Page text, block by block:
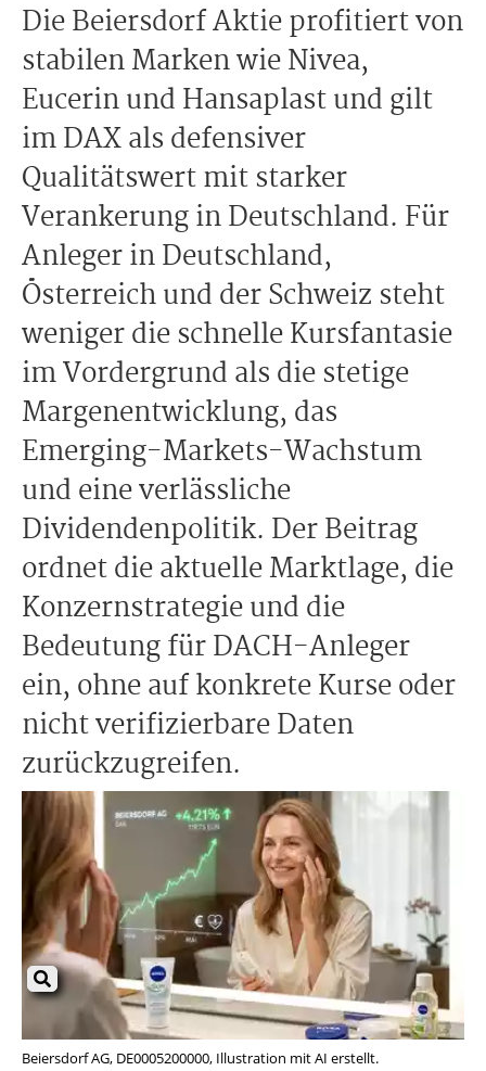
Die Beiersdorf Aktie profitiert von
stabilen Marken wie Nivea,
Eucerin und Hansaplast und gilt
im DAX als defensiver
Qualitätswert mit starker
Verankerung in Deutschland. Für
Anleger in Deutschland,
Österreich und der Schweiz steht
weniger die schnelle Kursfantasie
im Vordergrund als die stetige
Margenentwicklung, das
Emerging-Markets-Wachstum
und eine verlässliche
Dividendenpolitik. Der Beitrag
ordnet die aktuelle Marktlage, die
Konzernstrategie und die
Bedeutung für DACH-Anleger
ein, ohne auf konkrete Kurse oder
nicht verifizierbare Daten
zurückzugreifen.
Beiersdorf AG, DE0005200000, Illustration mit AI erstellt.